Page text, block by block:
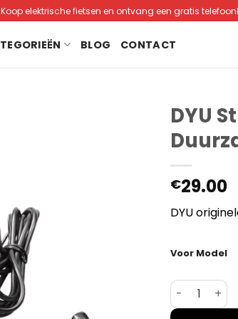
Koop elektrische fietsen en ontvang een gratis
BLOG CONTACT
DYU
€29.00
DYU
Voor Model
DYU